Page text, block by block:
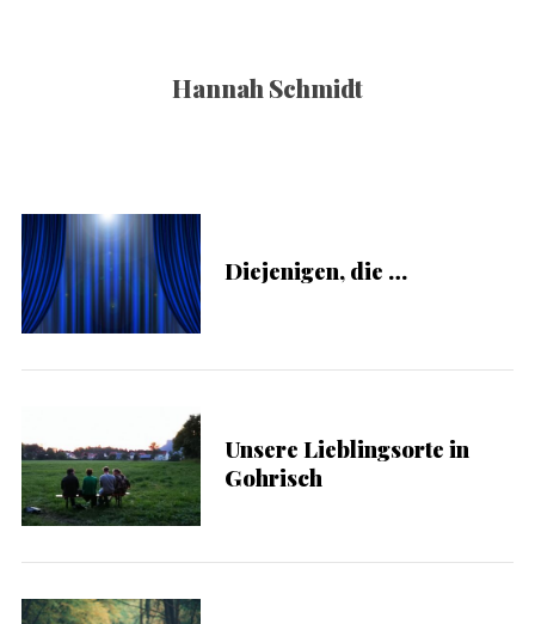
Hannah Schmidt
Diejenigen, die …
Unsere Lieblingsorte in
Gohrisch